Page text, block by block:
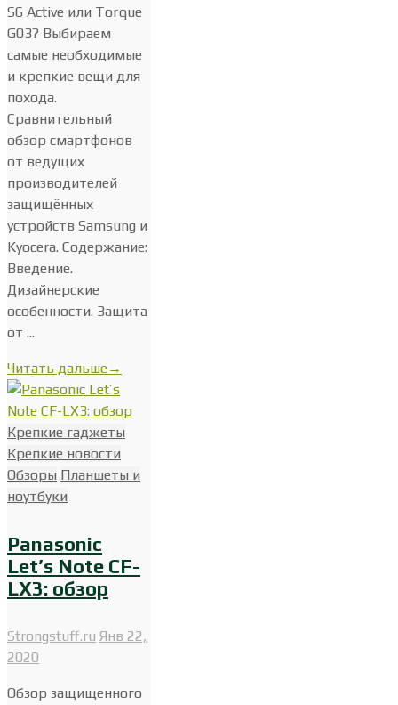
S6 Active или Torque
G03? Выбираем
самые необходимые
и крепкие вещи для
похода.
Сравнительный
обзор смартфонов
от ведущих
производителей
защищённых
устройств Samsung и
Kyocera. Содержание:
Введение.
Дизайнерские
особенности. Защита
от ...
Читать дальше→
Крепкие гаджеты
Крепкие новости
Обзоры Планшеты и
ноутбуки
Panasonic
Let’s Note CF-
LX3: обзор
Strongstuff.ru Янв 22,
2020
Обзор защищенного